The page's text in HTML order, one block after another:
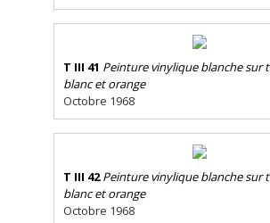
T III 41 Peinture vinylique blanche sur
blanc et orange
Octobre 1968
T III 42 Peinture vinylique blanche sur
blanc et orange
Octobre 1968